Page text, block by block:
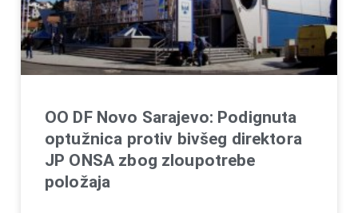
OO DF Novo Sarajevo: Podignuta
optužnica protiv bivšeg direktora
JP ONSA zbog zloupotrebe
položaja